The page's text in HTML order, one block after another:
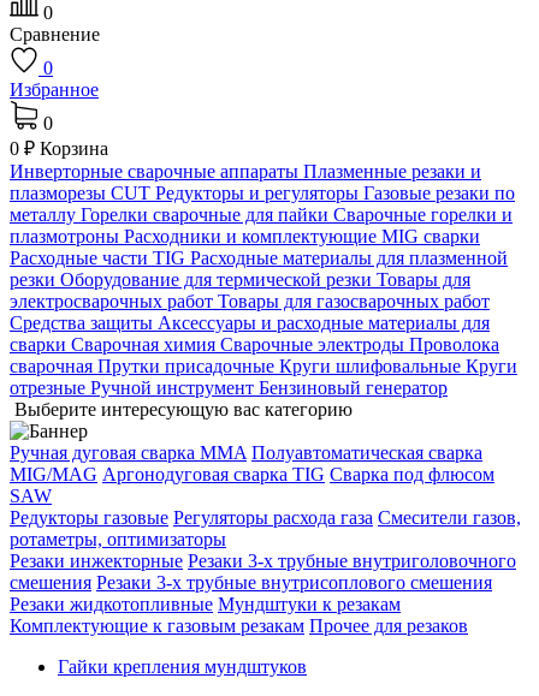
0
Сравнение
0
Избранное
0
0 ₽ Корзина
Инверторные сварочные аппараты Плазменные резаки и
плазморезы CUT Редукторы и регуляторы Газовые резаки по
металлу Горелки сварочные для пайки Сварочные горелки и
плазмотроны Расходники и комплектующие MIG сварки
Расходные части TIG Расходные материалы для плазменной
резки Оборудование для термической резки Товары для
электросварочных работ Товары для газосварочных работ
Средства защиты Аксессуары и расходные материалы для
сварки Сварочная химия Сварочные электроды Проволока
сварочная Прутки присадочные Круги шлифовальные Круги
отрезные Ручной инструмент Бензиновый генератор
Выберите интересующую вас категорию
Ручная дуговая сварка MMA Полуавтоматическая сварка
MIG/MAG Аргонодуговая сварка TIG Сварка под флюсом
SAW
Редукторы газовые Регуляторы расхода газа Смесители газов,
ротаметры, оптимизаторы
Резаки инжекторные Резаки 3-х трубные внутриголовочного
смешения Резаки 3-х трубные внутрисоплового смешения
Резаки жидкотопливные Мундштуки к резакам
Комплектующие к газовым резакам Прочее для резаков
Гайки крепления мундштуков